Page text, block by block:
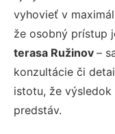
vyhovieť v
že osobný prístup
terasa Ružinov –
konzultácie či
istotu, že
predstáv.